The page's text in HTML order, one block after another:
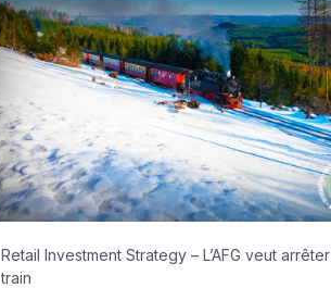
Retail Investment Strategy – L’AFG veut
train